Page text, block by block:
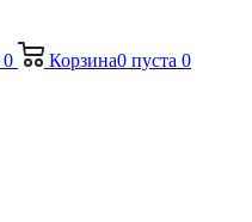
0 Корзина0 пуста 0